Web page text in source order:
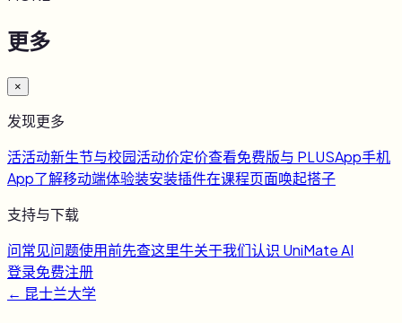
更多
×
发现更多
活活动新生节与校园活动价定价查看免费版与 PLUSApp手机
App了解移动端体验装安装插件在课程页面唤起搭子
支持与下载
问常见问题使用前先查这里牛关于我们认识 UniMate AI
登录免费注册
← 昆士兰大学